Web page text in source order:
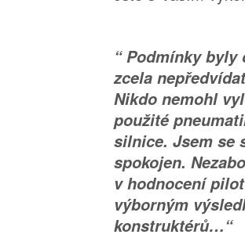
“ Podmínky
zcela
Nikdo nemohl
použité
silnice. Jsem se
spokojen.
v hodnocení
výborným
konstruktérů…“